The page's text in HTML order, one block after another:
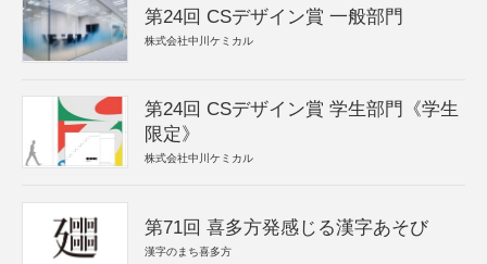
第24回 CSデザイン賞 一般部門
株式会社中川ケミカル
第24回 CSデザイン賞 学生部門《学生
限定》
株式会社中川ケミカル
第71回 喜多方発感じる漢字あそび
漢字のまち喜多方